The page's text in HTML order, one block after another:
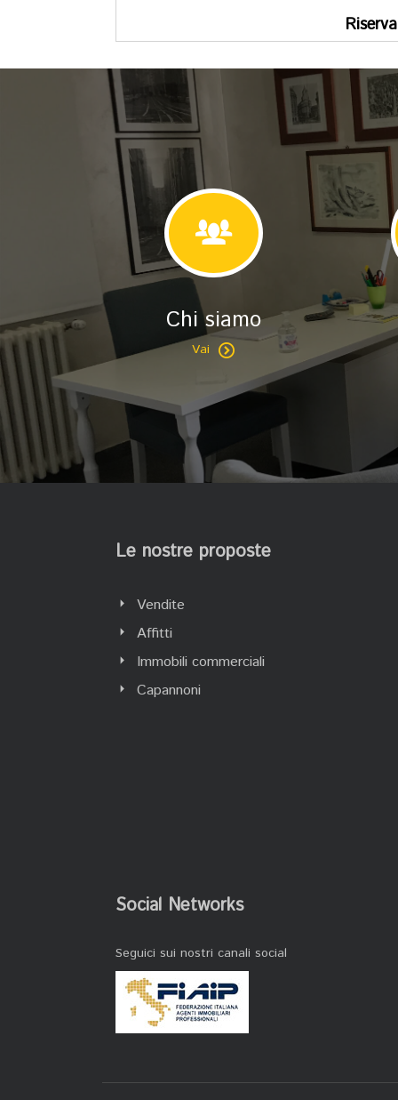
Chi siamo
Vai
Le nostre proposte
Vendite
Affitti
Immobili commerciali
Capannoni
Social Networks
Seguici sui nostri canali social